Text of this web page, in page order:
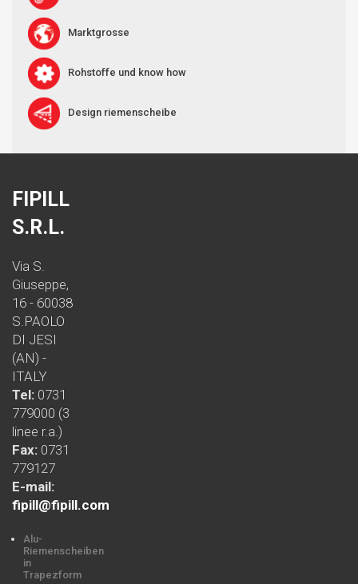
Marktgrosse
Rohstoffe und know how
Design riemenscheibe
FIPILL
S.R.L.
Via S.
Giuseppe,
16 - 60038
S.PAOLO
DI JESI
(AN) -
ITALY
Tel: 0731
779000 (3
linee r.a.)
Fax: 0731
779127
E-mail:
fipill@fipill.com
Alu-
Riemenscheiben
in
Trapezform